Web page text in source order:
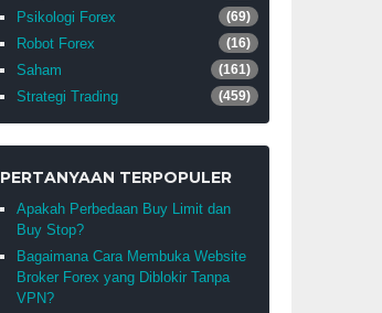
Psikologi Forex (69)
Robot Forex (16)
Saham (161)
Strategi Trading (459)
PERTANYAAN TERPOPULER
Apakah Perbedaan Buy Limit dan
Buy Stop?
Bagaimana Cara Membuka Website
Broker Forex yang Diblokir Tanpa
VPN?